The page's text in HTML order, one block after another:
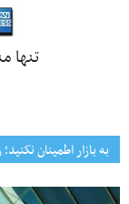
تنها
به بازار اطمینان